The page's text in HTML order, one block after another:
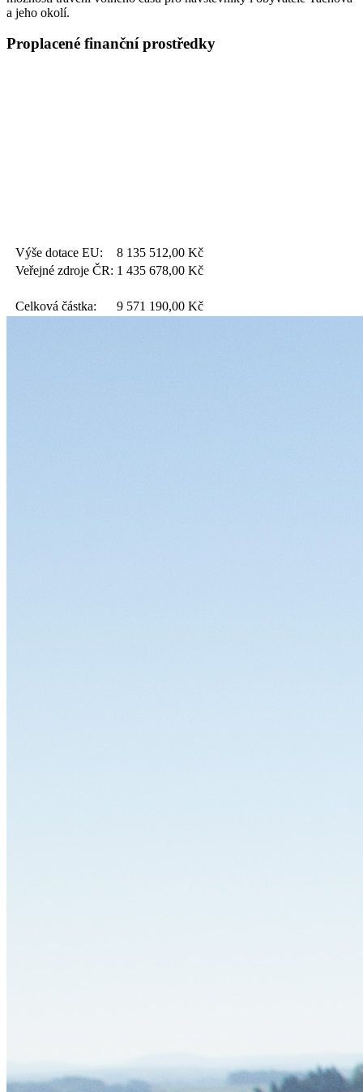
a jeho okolí.
Proplacené finanční prostředky
Výše dotace EU: 8 135 512,00 Kč
Veřejné zdroje ČR: 1 435 678,00 Kč
Celková částka: 9 571 190,00 Kč